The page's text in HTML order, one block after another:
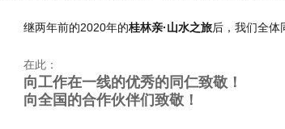
继两年前的2020年的桂林亲·山水之旅后，我们全体
在此：
向工作在一线的优秀的同仁致敬！
向全国的合作伙伴们致敬！